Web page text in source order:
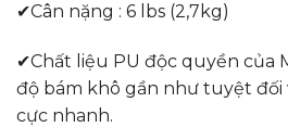
✔Cân nặng : 6 lbs (2,7kg)
✔Chất liệu PU độc quyền của
độ bám khô gần như tuyệt đối
cực nhanh.